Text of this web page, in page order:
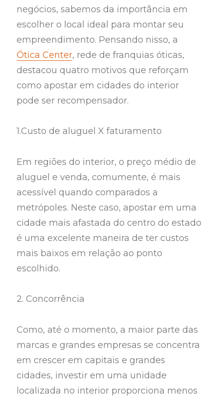
negócios, sabemos da importância em
escolher o local ideal para montar seu
empreendimento. Pensando nisso, a
Ótica Center, rede de franquias óticas,
destacou quatro motivos que reforçam
como apostar em cidades do interior
pode ser recompensador.
1.Custo de aluguel X faturamento
Em regiões do interior, o preço médio de
aluguel e venda, comumente, é mais
acessível quando comparados a
metrópoles. Neste caso, apostar em uma
cidade mais afastada do centro do estado
é uma excelente maneira de ter custos
mais baixos em relação ao ponto
escolhido.
2. Concorrência
Como, até o momento, a maior parte das
marcas e grandes empresas se concentra
em crescer em capitais e grandes
cidades, investir em uma unidade
localizada no interior proporciona menos